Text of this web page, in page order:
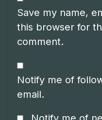
Save my name,
this browser for
comment.
Notify me of
email.